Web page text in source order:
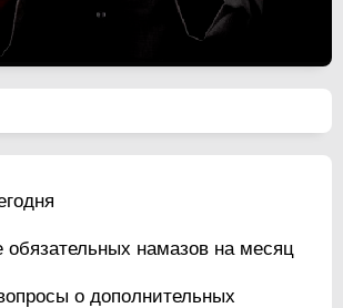
обязательных намазов на месяц
о дополнительных